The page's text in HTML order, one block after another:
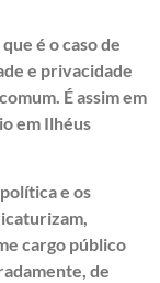
é o caso de
e privacidade
É assim em
em Ilhéus
e os
cargo público
de